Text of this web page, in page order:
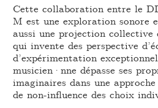
Cette collaboration entre le
M est une exploration sonore
aussi une projection collective
qui invente des perspective
d’expérimentation
musicien·nne dépasse ses
imaginaires dans une
de non-influence des choix